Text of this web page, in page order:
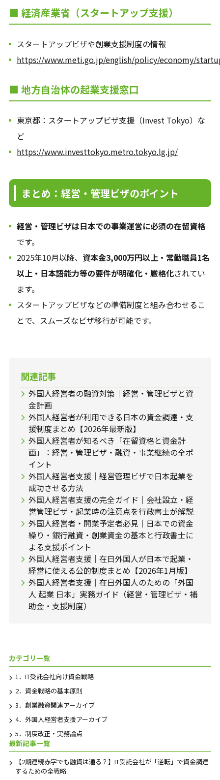
■ 経済産業省（スタートアップ支援）
スタートアップビザや創業支援制度の情報
https://www.meti.go.jp/english/policy/economy/
■ 地方自治体の起業支援窓口
東京都：スタートアップビザ支援（Invest Tokyo）な
ど
https://www.investtokyo.metro.tokyo.lg.jp/
まとめ：経営・管理ビザのポイント
経営・管理ビザは日本での事業運営に必須の在留資格
です。
2025年10月以降、 資本金3,000万円以上・常勤職員1名
以上・日本語能力等の要件が明確化・厳格化されてい
ます。
スタートアップビザなどの準備制度と組み合わせるこ
とで、スムーズなビザ移行が可能です。
関連記事
外国人経営者の融資対策｜経営・管理ビザと資
金計画
外国人経営者が利用できる日本の資金調達・支
援制度まとめ【2026年最新版】
外国人経営者が知るべき「在留資格と資金計
画」：経営・管理ビザ・融資・事業継続の全ポ
イント
外国人経営者支援｜経営管理ビザで日本起業を
成功させる方法
外国人経営者支援の完全ガイド｜会社設立・経
営管理ビザ・起業時の注意点を行政書士が解説
外国人経営者・開業予定者必見｜日本での資金
繰り・銀行融資・創業資金の基本と行政書士に
よる支援ポイント
外国人経営者支援｜在日外国人が日本で起業・
経営に使える公的制度まとめ【2026年1月版】
外国人経営者支援｜在日外国人のための「外国
人 起業 日本」実務ガイド（経営・管理ビザ・補
助金・支援制度）
カテゴリ一覧
1．IT受託会社向け資金戦略
2．資金戦略の基本原則
3．創業融資関連アーカイブ
4．外国人経営者支援アーカイブ
5．制度改正・実務論点
最新記事一覧
【2期連続赤字でも融資は通る？】IT受託会社が「逆転」で資金調達
するための全戦略